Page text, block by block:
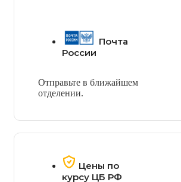
Почта
России
Отправьте в ближайшем
отделении.
Цены по
курсу ЦБ РФ